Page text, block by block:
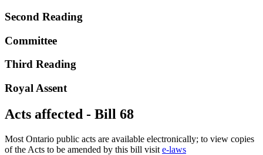
Second Reading
Committee
Third Reading
Royal Assent
Acts affected - Bill 68
Most Ontario public acts are available electronically; to view copies
of the Acts to be amended by this bill visit e-laws